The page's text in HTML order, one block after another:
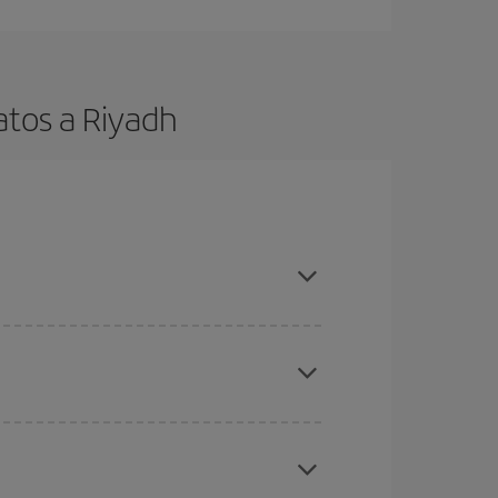
a Riyadh
el vuelo más barato.